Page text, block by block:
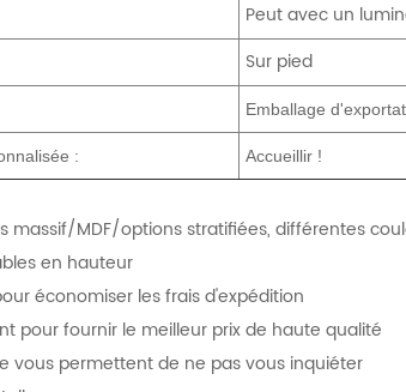
Peut avec un
Sur pied
Emballage
: Accueillir !
massif/MDF/options stratifiées, différentes
en hauteur
économiser les frais d'expédition
pour fournir le meilleur prix de haute qualité
vous permettent de ne pas vous inquiéter